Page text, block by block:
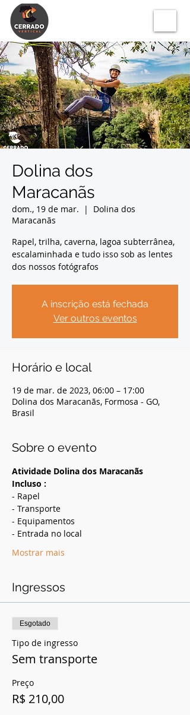
Dolina dos
Maracanãs
dom., 19 de mar.
  |
Dolina dos
Maracanãs
Rapel, trilha, caverna, lagoa subterrânea,
escalaminhada e tudo isso sob as lentes
dos nossos fotógrafos
A inscrição está fechada
Ver outros eventos
Horário e local
19 de mar. de 2023, 06:00 – 17:00
Dolina dos Maracanãs, Formosa - GO,
Brasil
Sobre o evento
Atividade Dolina dos Maracanãs
Incluso :
- Rapel
- Transporte
- Equipamentos
- Entrada no local
Mostrar mais
Ingressos
Esgotado
Tipo de ingresso
Sem transporte
Preço
R$ 210,00